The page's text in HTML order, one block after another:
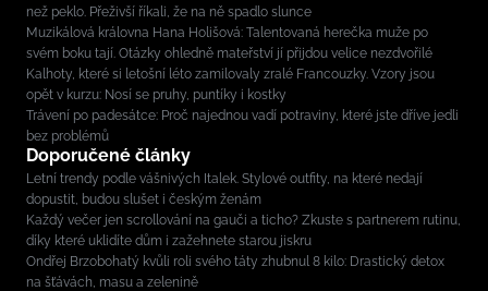
než peklo. Přeživší říkali, že na ně spadlo slunce
Muzikálová královna Hana Holišová: Talentovaná herečka muže po
svém boku tají. Otázky ohledně mateřství jí přijdou velice nezdvořilé
Kalhoty, které si letošní léto zamilovaly zralé Francouzky. Vzory jsou
opět v kurzu: Nosí se pruhy, puntíky i kostky
Trávení po padesátce: Proč najednou vadí potraviny, které jste dříve jedli
bez problémů
Doporučené články
Letní trendy podle vášnivých Italek. Stylové outfity, na které nedají
dopustit, budou slušet i českým ženám
Každý večer jen scrollování na gauči a ticho? Zkuste s partnerem rutinu,
díky které uklidíte dům i zažehnete starou jiskru
Ondřej Brzobohatý kvůli roli svého táty zhubnul 8 kilo: Drastický detox
na šťávách, masu a zelenině